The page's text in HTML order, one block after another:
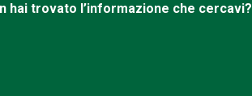
hai trovato l’informazione che cercavi?